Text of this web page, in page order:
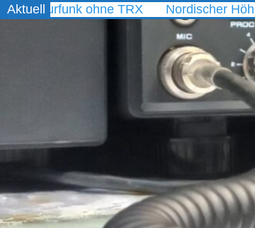
Aktuell
ohne TRX Nordischer Höhentag 2026